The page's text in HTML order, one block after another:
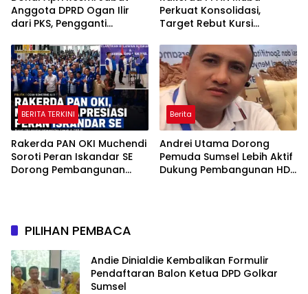
Anggota DPRD Ogan Ilir
dari PKS, Pengganti
Meninggal Dunia
Perkuat Konsolidasi,
Target Rebut Kursi
BERITA TERKINI
Rakerda PAN OKI Muchendi
Soroti Peran Iskandar SE
Dorong Pembangunan
Berita
Andrei Utama Dorong
Pemuda Sumsel Lebih Aktif
Dukung Pembangunan HD-
PILIHAN PEMBACA
Andie Dinialdie Kembalikan Formulir
Pendaftaran Balon Ketua DPD Golkar
Sumsel